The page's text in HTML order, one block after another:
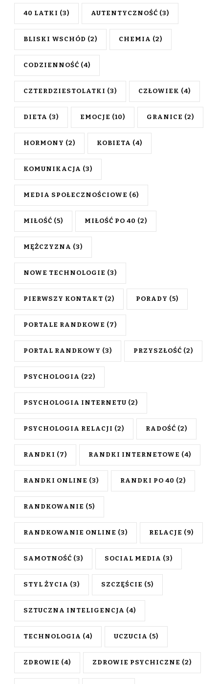
40 LATKI (3) AUTENTYCZNOŚĆ (3)
BLISKI WSCHÓD (2) CHEMIA (2)
CODZIENNOŚĆ (4)
CZTERDZIESTOLATKI (3) CZŁOWIEK (4)
DIETA (3) EMOCJE (10) GRANICE (2)
HORMONY (2) KOBIETA (4)
KOMUNIKACJA (3)
MEDIA SPOŁECZNOŚCIOWE (6)
MIŁOŚĆ (5) MIŁOŚĆ PO 40 (2)
MĘŻCZYZNA (3)
NOWE TECHNOLOGIE (3)
PIERWSZY KONTAKT (2) PORADY (5)
PORTALE RANDKOWE (7)
PORTAL RANDKOWY (3) PRZYSZŁOŚĆ (2)
PSYCHOLOGIA (22)
PSYCHOLOGIA INTERNETU (2)
PSYCHOLOGIA RELACJI (2) RADOŚĆ (2)
RANDKI (7) RANDKI INTERNETOWE (4)
RANDKI ONLINE (3) RANDKI PO 40 (2)
RANDKOWANIE (5)
RANDKOWANIE ONLINE (3) RELACJE (9)
SAMOTNOŚĆ (3) SOCIAL MEDIA (3)
STYL ŻYCIA (3) SZCZĘŚCIE (5)
SZTUCZNA INTELIGENCJA (4)
TECHNOLOGIA (4) UCZUCIA (5)
ZDROWIE (4) ZDROWIE PSYCHICZNE (2)